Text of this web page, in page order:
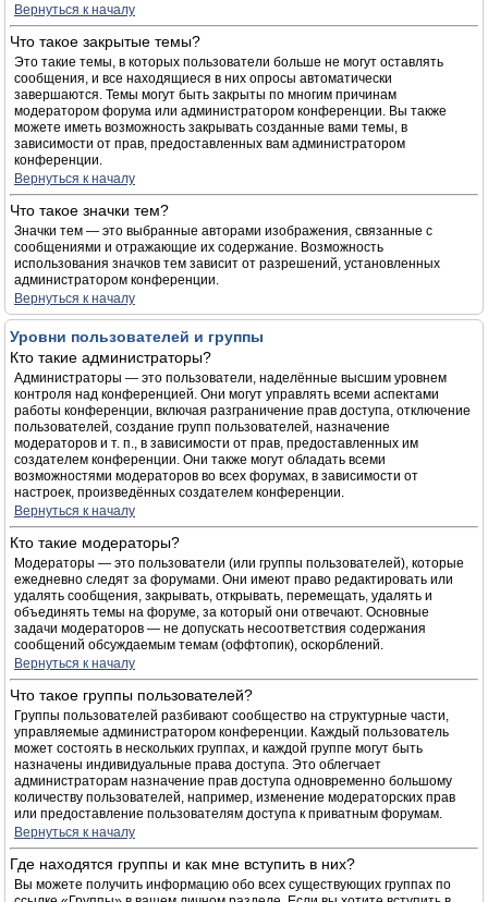
Вернуться к началу
Что такое закрытые темы?
Это такие темы, в которых пользователи больше не могут оставлять
сообщения, и все находящиеся в них опросы автоматически
завершаются. Темы могут быть закрыты по многим причинам
модератором форума или администратором конференции. Вы также
можете иметь возможность закрывать созданные вами темы, в
зависимости от прав, предоставленных вам администратором
конференции.
Вернуться к началу
Что такое значки тем?
Значки тем — это выбранные авторами изображения, связанные с
сообщениями и отражающие их содержание. Возможность
использования значков тем зависит от разрешений, установленных
администратором конференции.
Вернуться к началу
Уровни пользователей и группы
Кто такие администраторы?
Администраторы — это пользователи, наделённые высшим уровнем
контроля над конференцией. Они могут управлять всеми аспектами
работы конференции, включая разграничение прав доступа, отключение
пользователей, создание групп пользователей, назначение
модераторов и т. п., в зависимости от прав, предоставленных им
создателем конференции. Они также могут обладать всеми
возможностями модераторов во всех форумах, в зависимости от
настроек, произведённых создателем конференции.
Вернуться к началу
Кто такие модераторы?
Модераторы — это пользователи (или группы пользователей), которые
ежедневно следят за форумами. Они имеют право редактировать или
удалять сообщения, закрывать, открывать, перемещать, удалять и
объединять темы на форуме, за который они отвечают. Основные
задачи модераторов — не допускать несоответствия содержания
сообщений обсуждаемым темам (оффтопик), оскорблений.
Вернуться к началу
Что такое группы пользователей?
Группы пользователей разбивают сообщество на структурные части,
управляемые администратором конференции. Каждый пользователь
может состоять в нескольких группах, и каждой группе могут быть
назначены индивидуальные права доступа. Это облегчает
администраторам назначение прав доступа одновременно большому
количеству пользователей, например, изменение модераторских прав
или предоставление пользователям доступа к приватным форумам.
Вернуться к началу
Где находятся группы и как мне вступить в них?
Вы можете получить информацию обо всех существующих группах по